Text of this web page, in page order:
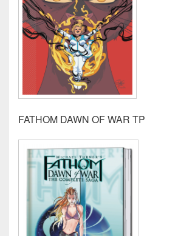
FATHOM DAWN OF WAR TP